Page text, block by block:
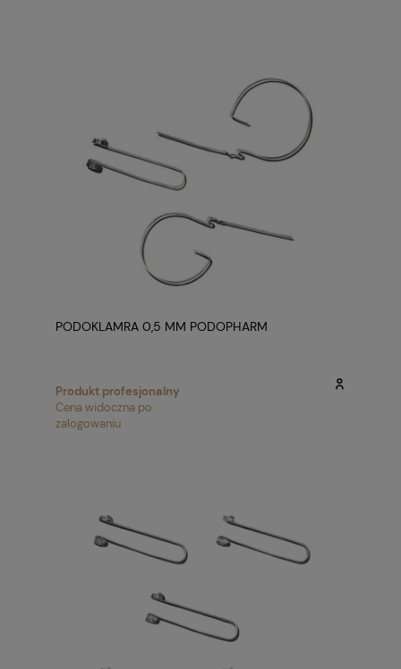
PODOKLAMRA 0,5 MM PODOPHARM
Produkt profesjonalny
Cena widoczna po
zalogowaniu